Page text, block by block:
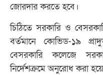
জোরদার করতে হবে।
চিঠিতে সরকারি ও
বর্তমানে কোভিড-১৯
বেসরকারি কলেজে
নির্দেশক্রমে অনুরোধ করা